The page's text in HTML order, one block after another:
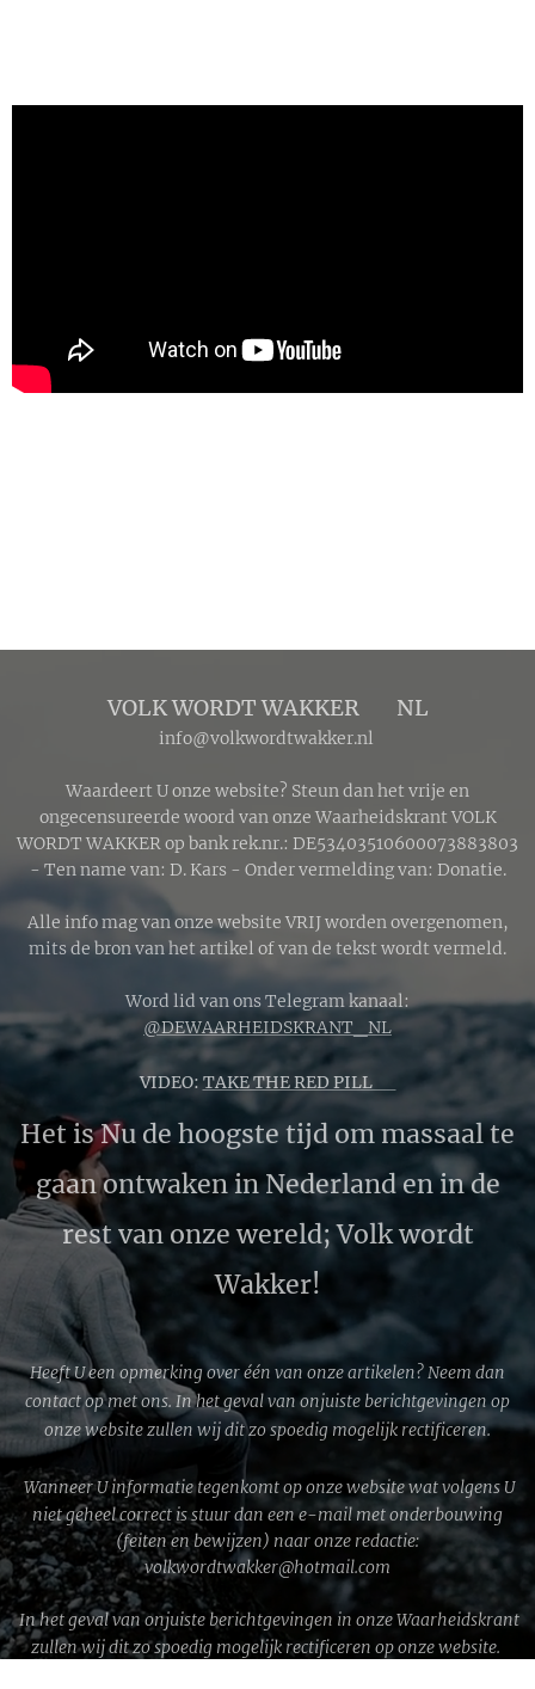
VOLK WORDT WAKKER 🔴 NL
info@volkwordtwakker.nl
Waardeert U onze website? Steun dan het vrije en
ongecensureerde woord van onze Waarheidskrant VOLK
WORDT WAKKER op bank rek.nr.: DE53403510600073883803
- Ten name van: D. Kars - Onder vermelding van: Donatie.
Alle info mag van onze website VRIJ worden overgenomen,
mits de bron van het artikel of van de tekst wordt vermeld.
Word lid van ons Telegram kanaal:
@DEWAARHEIDSKRANT_NL
VIDEO: TAKE THE RED PILL 🔴
Het is Nu de hoogste tijd om massaal te
gaan ontwaken in Nederland en in de
rest van onze wereld; Volk wordt
Wakker!
Heeft U een opmerking over één van onze artikelen? Neem dan
contact op met ons. In het geval van onjuiste berichtgevingen op
onze website zullen wij dit zo spoedig mogelijk rectificeren.
Wanneer U informatie tegenkomt op onze website wat volgens U
niet geheel correct is stuur dan een e-mail met onderbouwing
(feiten en bewijzen) naar onze redactie:
volkwordtwakker@hotmail.com
In het geval van onjuiste berichtgevingen in onze Waarheidskrant
zullen wij dit zo spoedig mogelijk rectificeren op onze website.